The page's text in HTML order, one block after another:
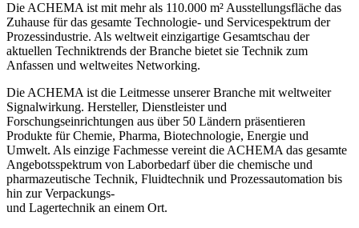
Die ACHEMA ist mit mehr als 110.000 m² Ausstellungsfläche das
Zuhause für das gesamte Technologie- und Servicespektrum der
Prozessindustrie. Als weltweit einzigartige Gesamtschau der
aktuellen Techniktrends der Branche bietet sie Technik zum
Anfassen und weltweites Networking.
Die ACHEMA ist die Leitmesse unserer Branche mit weltweiter
Signalwirkung. Hersteller, Dienstleister und
Forschungseinrichtungen aus über 50 Ländern präsentieren
Produkte für Chemie, Pharma, Biotechnologie, Energie und
Umwelt. Als einzige Fachmesse vereint die ACHEMA das gesamte
Angebotsspektrum von Laborbedarf über die chemische und
pharmazeutische Technik, Fluidtechnik und Prozessautomation bis
hin zur Verpackungs-
und Lagertechnik an einem Ort.